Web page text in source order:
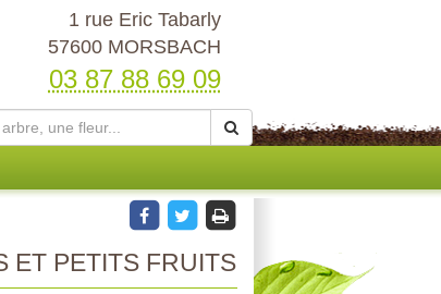
1 rue Eric Tabarly
57600 MORSBACH
03 87 88 69 09
ET PETITS FRUITS